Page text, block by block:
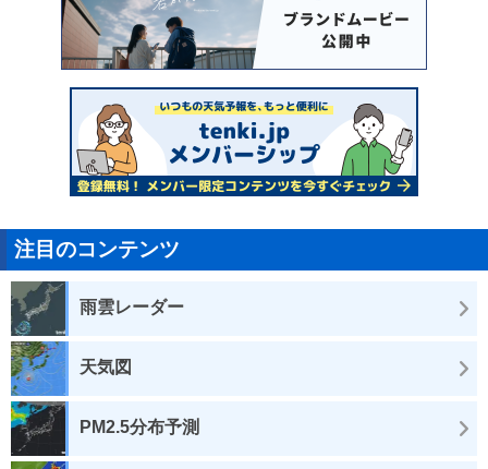
注目のコンテンツ
雨雲レーダー
天気図
PM2.5分布予測